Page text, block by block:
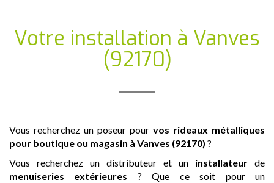
Votre installation à Vanves
(92170)
Vous recherchez un poseur pour vos rideaux métalliques
pour boutique ou magasin à Vanves (92170) ?
Vous recherchez un distributeur et un installateur de
menuiseries extérieures ? Que ce soit pour un